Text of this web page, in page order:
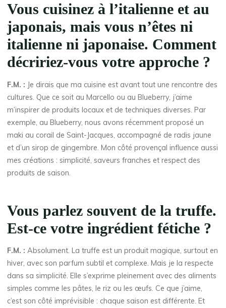
Vous cuisinez à l’italienne et au
japonais, mais vous n’êtes ni
italienne ni japonaise. Comment
décririez-vous votre approche ?
F.M. : Je dirais que ma cuisine est avant tout une rencontre des
cultures. Que ce soit au Marcello ou au Blueberry, j’aime
m’inspirer de produits locaux et de techniques diverses. Par
exemple, au Blueberry, nous avons récemment proposé un
maki au corail de Saint-Jacques, accompagné de radis jaune
et d’un sirop de gingembre. Mon côté provençal influence aussi
mes créations : simplicité, saveurs franches et respect des
produits de saison.
Vous parlez souvent de la truffe.
Est-ce votre ingrédient fétiche ?
F.M. : Absolument. La truffe est un produit magique, surtout en
hiver, avec son parfum subtil et complexe. Mais je la respecte
dans sa simplicité. Elle s’exprime pleinement avec des aliments
simples comme les pâtes, le riz ou les œufs. Ce que j’aime,
c’est son côté imprévisible : chaque saison est différente. Et